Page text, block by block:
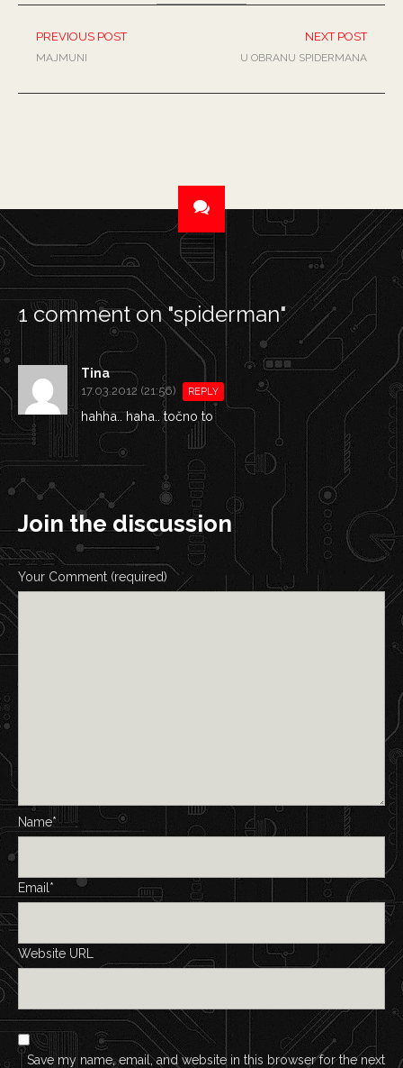
PREVIOUS POST
MAJMUNI
NEXT POST
U OBRANU SPIDERMANA
1 comment on "spiderman"
Tina
17.03.2012 (21:56) REPLY
hahha.. haha.. točno to
Join the discussion
Your Comment (required)
Name*
Email*
Website URL
Save my name, email, and website in this browser for the next